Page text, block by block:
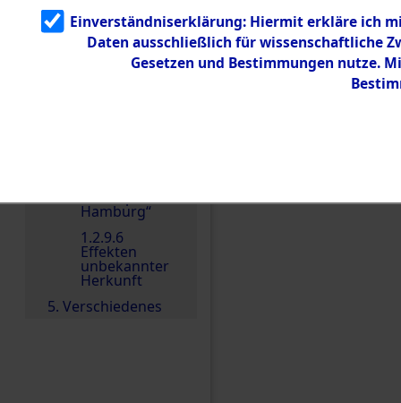
1.2.9.3
Effekten aus
dem KZ
Neuengamm
Hamburg“
1.2.9.6
Effekten
unbekannter
Herkunft
5. Verschiedenes
Einverständniserklärung: Hiermit erkläre ich
Daten ausschließlich für wissenschaftliche
Gesetzen und Bestimmungen nutze.